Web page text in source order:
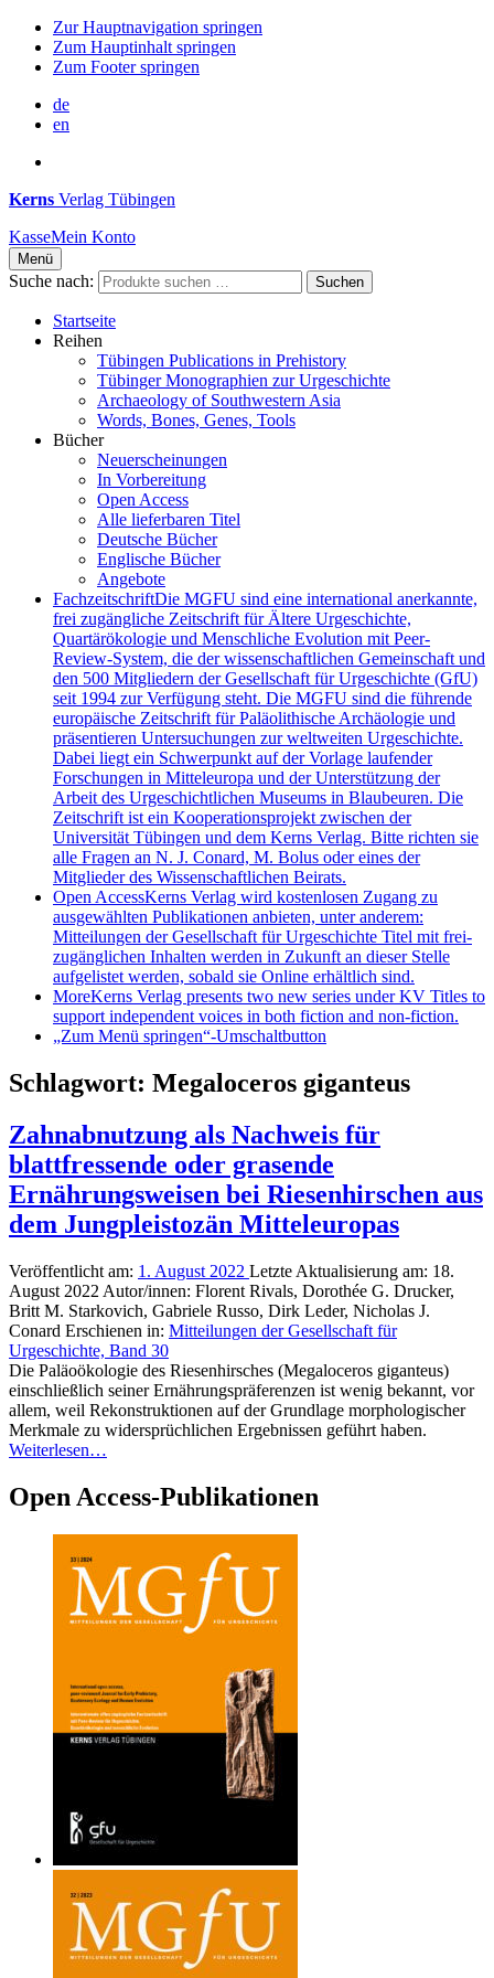
Zur Hauptnavigation springen
Zum Hauptinhalt springen
Zum Footer springen
de
en
Kerns Verlag Tübingen
KasseMein Konto
Menü
Suche nach: Suchen
Startseite
Reihen
Tübingen Publications in Prehistory
Tübinger Monographien zur Urgeschichte
Archaeology of Southwestern Asia
Words, Bones, Genes, Tools
Bücher
Neuerscheinungen
In Vorbereitung
Open Access
Alle lieferbaren Titel
Deutsche Bücher
Englische Bücher
Angebote
FachzeitschriftDie MGFU sind eine international anerkannte,
frei zugängliche Zeitschrift für Ältere Urgeschichte,
Quartärökologie und Menschliche Evolution mit Peer-
Review-System, die der wissenschaftlichen Gemeinschaft und
den 500 Mitgliedern der Gesellschaft für Urgeschichte (GfU)
seit 1994 zur Verfügung steht. Die MGFU sind die führende
europäische Zeitschrift für Paläolithische Archäologie und
präsentieren Untersuchungen zur weltweiten Urgeschichte.
Dabei liegt ein Schwerpunkt auf der Vorlage laufender
Forschungen in Mitteleuropa und der Unterstützung der
Arbeit des Urgeschichtlichen Museums in Blaubeuren. Die
Zeitschrift ist ein Kooperationsprojekt zwischen der
Universität Tübingen und dem Kerns Verlag. Bitte richten sie
alle Fragen an N. J. Conard, M. Bolus oder eines der
Mitglieder des Wissenschaftlichen Beirats.
Open AccessKerns Verlag wird kostenlosen Zugang zu
ausgewählten Publikationen anbieten, unter anderem:
Mitteilungen der Gesellschaft für Urgeschichte Titel mit frei-
zugänglichen Inhalten werden in Zukunft an dieser Stelle
aufgelistet werden, sobald sie Online erhältlich sind.
MoreKerns Verlag presents two new series under KV Titles to
support independent voices in both fiction and non-fiction.
„Zum Menü springen“-Umschaltbutton
Schlagwort: Megaloceros giganteus
Zahnabnutzung als Nachweis für
blattfressende oder grasende
Ernährungsweisen bei Riesenhirschen aus
dem Jungpleistozän Mitteleuropas
Veröffentlicht am: 1. August 2022 Letzte Aktualisierung am: 18.
August 2022 Autor/innen: Florent Rivals, Dorothée G. Drucker,
Britt M. Starkovich, Gabriele Russo, Dirk Leder, Nicholas J.
Conard Erschienen in: Mitteilungen der Gesellschaft für
Urgeschichte, Band 30
Die Paläoökologie des Riesenhirsches (Megaloceros giganteus)
einschließlich seiner Ernährungspräferenzen ist wenig bekannt, vor
allem, weil Rekonstruktionen auf der Grundlage morphologischer
Merkmale zu widersprüchlichen Ergebnissen geführt haben.
Weiterlesen…
Open Access-Publikationen